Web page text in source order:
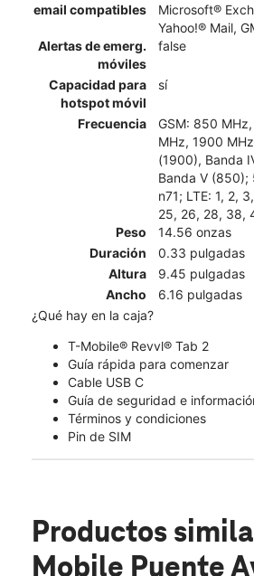
email compatibles
Microsoft®
Yahoo!® Mail,
Alertas de emerg.
móviles
false
Capacidad para
hotspot móvil
sí
Frecuencia
GSM: 850
MHz, 1900
(1900), Banda
Banda V (850);
n71; LTE: 1, 2,
25, 26, 28, 38,
Peso
14.56 onzas
Duración
0.33 pulgadas
Altura
9.45 pulgadas
Ancho
6.16 pulgadas
¿Qué hay en la caja?
T-Mobile® Revvl® Tab 2
Guía rápida para comenzar
Cable USB C
Guía de seguridad e
Términos y condiciones
Pin de SIM
Productos
Mobile Puente